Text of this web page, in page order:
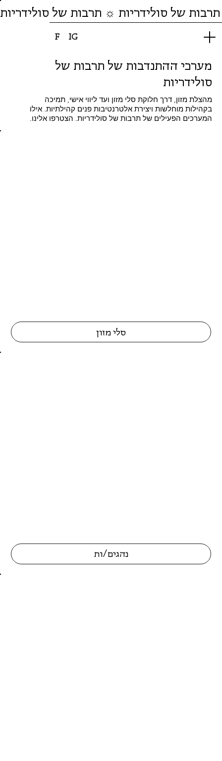
F IG
של סולידריות ☼ תרבות של סולידריות
סלי מזון
נהגים/ות
מערכי ההתנדבות של תרבות של
סולידריות
מהצלת מזון, דרך חלוקת סלי מזון ועד ליווי אישי, תמיכה
בקהילות מוחלשות ויצירת אלטרנטיבות פנים קהילתיות. אילו
המערכים הפעילים של תרבות של סולידריות. הצטרפו אלינו.